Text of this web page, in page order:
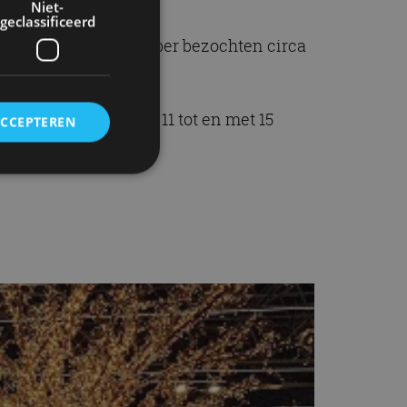
en met 16 december bezochten circa
beurs.
vindt plaats van 11 tot en met 15
Niet-
geclassificeerd
om
van de bezoeker
van de
van